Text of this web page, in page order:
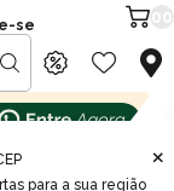
para a sua região
×
se